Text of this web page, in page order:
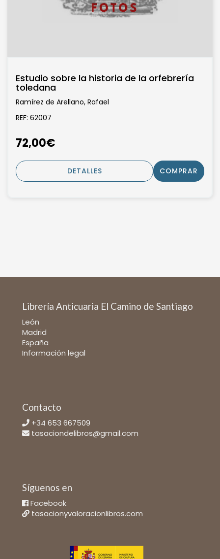
Estudio sobre la historia de la orfebrería
toledana
Ramírez de Arellano, Rafael
REF: 62007
72,00€
DETALLES COMPRAR
Librería Anticuaria El Camino de Santiago
León
Madrid
España
Información legal
Contacto
+34 653 667509
tasaciondelibros@gmail.com
Síguenos en
Facebook
tasacionyvaloracionlibros.com